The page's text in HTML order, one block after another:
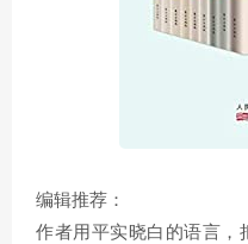
编辑推荐：
作者用平实晓白的语言，